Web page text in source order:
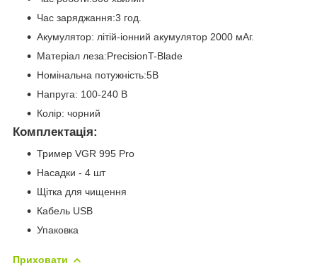
Час заряджання:3 год.
Акумулятор: літій-іонний акумулятор 2000 мАг.
Матеріал леза:PrecisionT-Blade
Номінальна потужність:5В
Напруга: 100-240 В
Колір: чорний
Комплектація:
Тример VGR 995 Pro
Насадки - 4 шт
Щітка для чищення
Кабель USB
Упаковка
Приховати